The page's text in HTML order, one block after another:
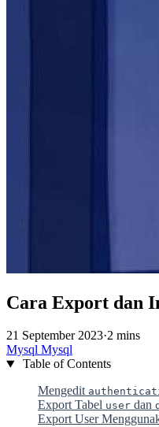
Cara Export dan
21 September 2023·2 mins
Mysql Mysql
Table of Contents
Mengedit
Export Tabel user dan
Export User